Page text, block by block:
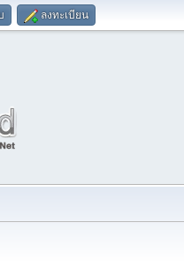
ลงทะเบียน